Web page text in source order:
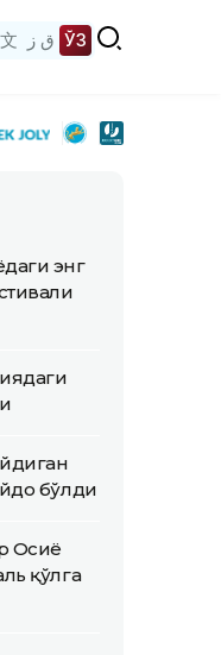
ق ز ЎЗ
энг
бўлди
Осиё
қўлга